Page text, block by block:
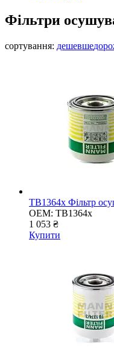
Фільтри
сортування: дешевше
TB1364x Фільтр
OEM: TB1364x
1 053 ₴
Купити